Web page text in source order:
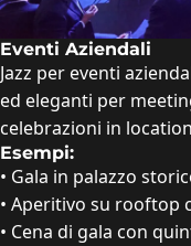
Eventi Aziendali
Jazz per eventi
ed eleganti per
celebrazioni in
Esempi:
• Gala in palazzo
• Aperitivo su rooftop
• Cena di gala con